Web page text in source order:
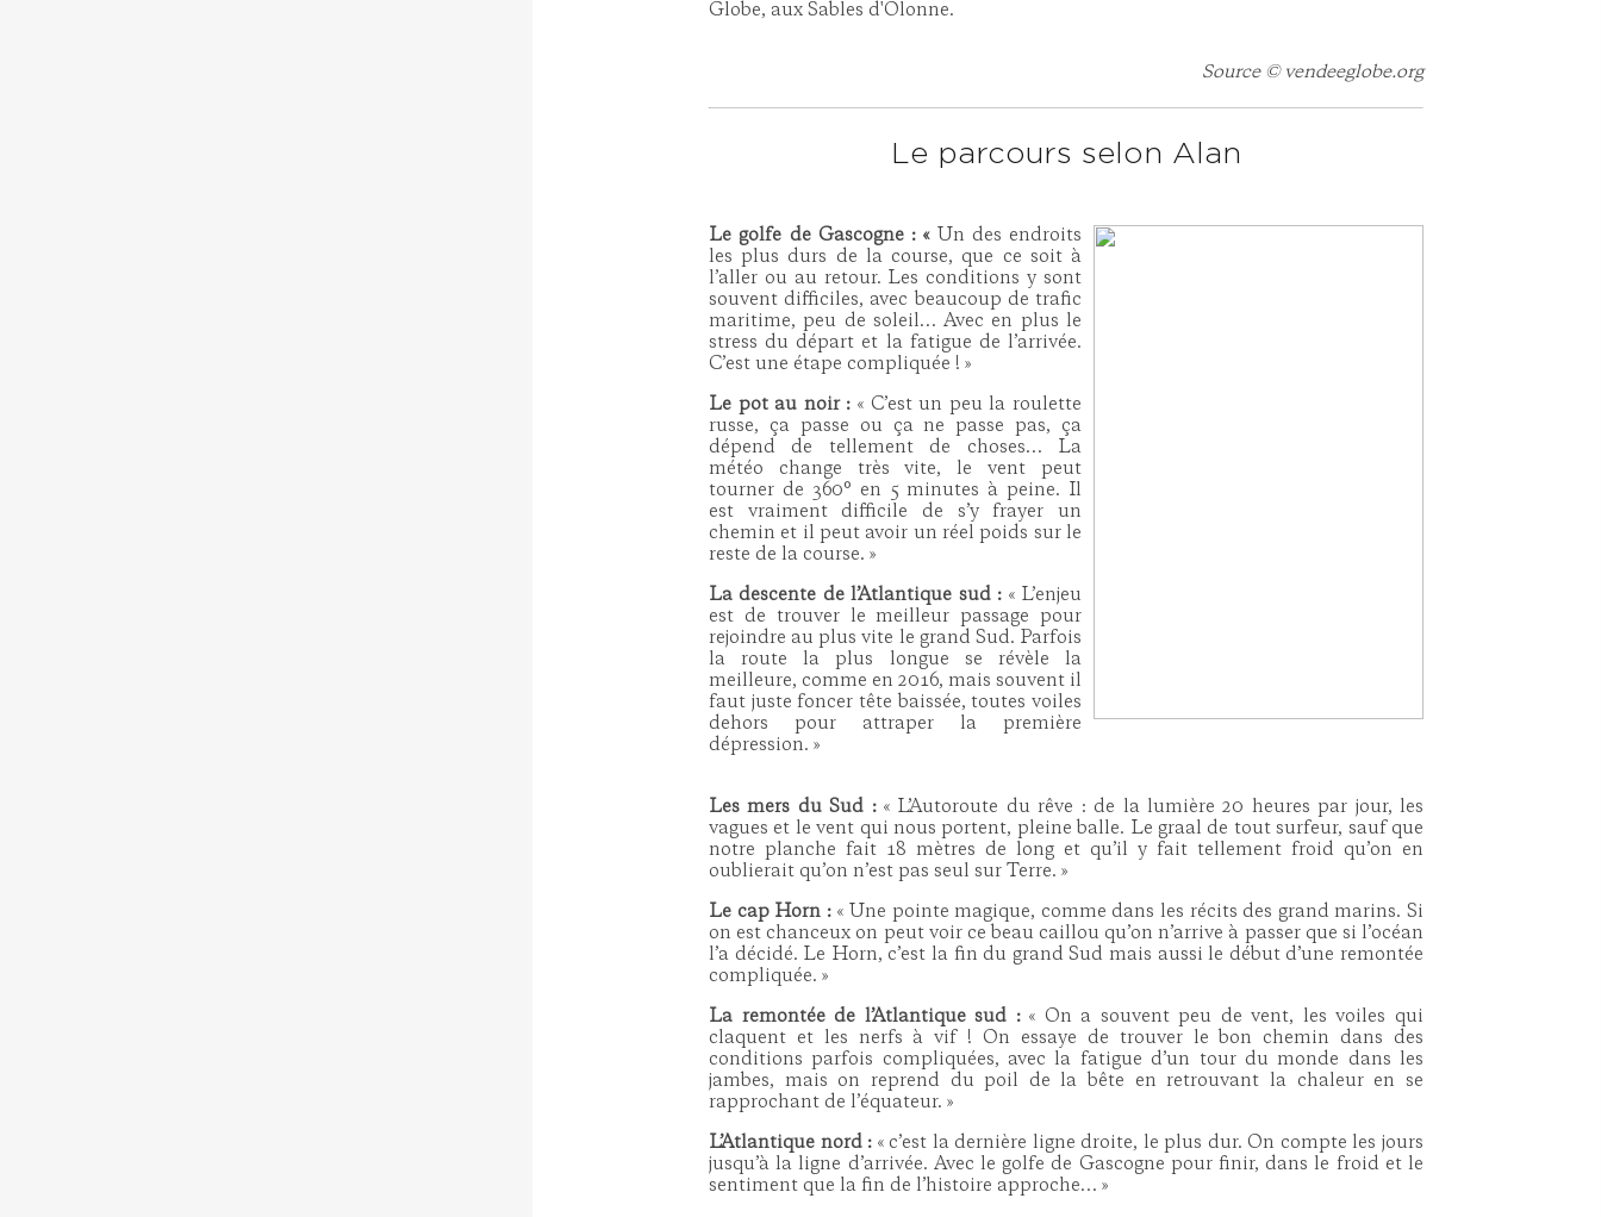
Globe, aux Sables d'Olonne.
Source © vendeeglobe.org
Le parcours selon Alan
Le golfe de Gascogne : « Un des endroits
les plus durs de la course, que ce soit à
l’aller ou au retour. Les conditions y sont
souvent difficiles, avec beaucoup de trafic
maritime, peu de soleil… Avec en plus le
stress du départ et la fatigue de l’arrivée.
C’est une étape compliquée ! »
Le pot au noir : « C’est un peu la roulette
russe, ça passe ou ça ne passe pas, ça
dépend de tellement de choses… La
météo change très vite, le vent peut
tourner de 360° en 5 minutes à peine. Il
est vraiment difficile de s’y frayer un
chemin et il peut avoir un réel poids sur le
reste de la course. »
La descente de l’Atlantique sud : « L’enjeu
est de trouver le meilleur passage pour
rejoindre au plus vite le grand Sud. Parfois
la route la plus longue se révèle la
meilleure, comme en 2016, mais souvent il
faut juste foncer tête baissée, toutes voiles
dehors pour attraper la première
dépression. »
Les mers du Sud : « L’Autoroute du rêve : de la lumière 20 heures par jour, les
vagues et le vent qui nous portent, pleine balle. Le graal de tout surfeur, sauf que
notre planche fait 18 mètres de long et qu’il y fait tellement froid qu’on en
oublierait qu’on n’est pas seul sur Terre. »
Le cap Horn : « Une pointe magique, comme dans les récits des grand marins. Si
on est chanceux on peut voir ce beau caillou qu’on n’arrive à passer que si l’océan
l’a décidé. Le Horn, c’est la fin du grand Sud mais aussi le début d’une remontée
compliquée. »
La remontée de l’Atlantique sud :« On a souvent peu de vent, les voiles qui
claquent et les nerfs à vif ! On essaye de trouver le bon chemin dans des
conditions parfois compliquées, avec la fatigue d’un tour du monde dans les
jambes, mais on reprend du poil de la bête en retrouvant la chaleur en se
rapprochant de l’équateur. »
L’Atlantique nord : « c’est la dernière ligne droite, le plus dur. On compte les jours
jusqu’à la ligne d’arrivée. Avec le golfe de Gascogne pour finir, dans le froid et le
sentiment que la fin de l’histoire approche… »